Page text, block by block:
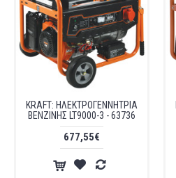
KRAFT: ΗΛΕΚΤΡΟΓΕΝΝΗΤΡΙΑ
ΒΕΝΖΙΝΗΣ LT9000-3 - 63736
677,55€